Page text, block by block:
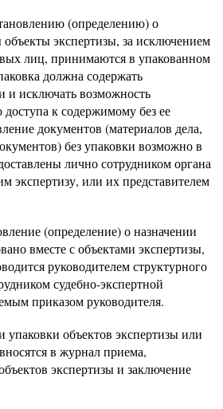
(определению) о
объекты экспертизы, за исключением
лиц, принимаются в упакованном
должна содержать
и исключать возможность
к содержимому без ее
документов (материалов дела,
без упаковки возможно в
лично сотрудником органа
экспертизу, или их представителем
(определение) о назначении
вместе с объектами экспертизы,
руководителем структурного
судебно-экспертной
приказом руководителя.
упаковки объектов экспертизы или
в журнал приема,
экспертизы и заключение